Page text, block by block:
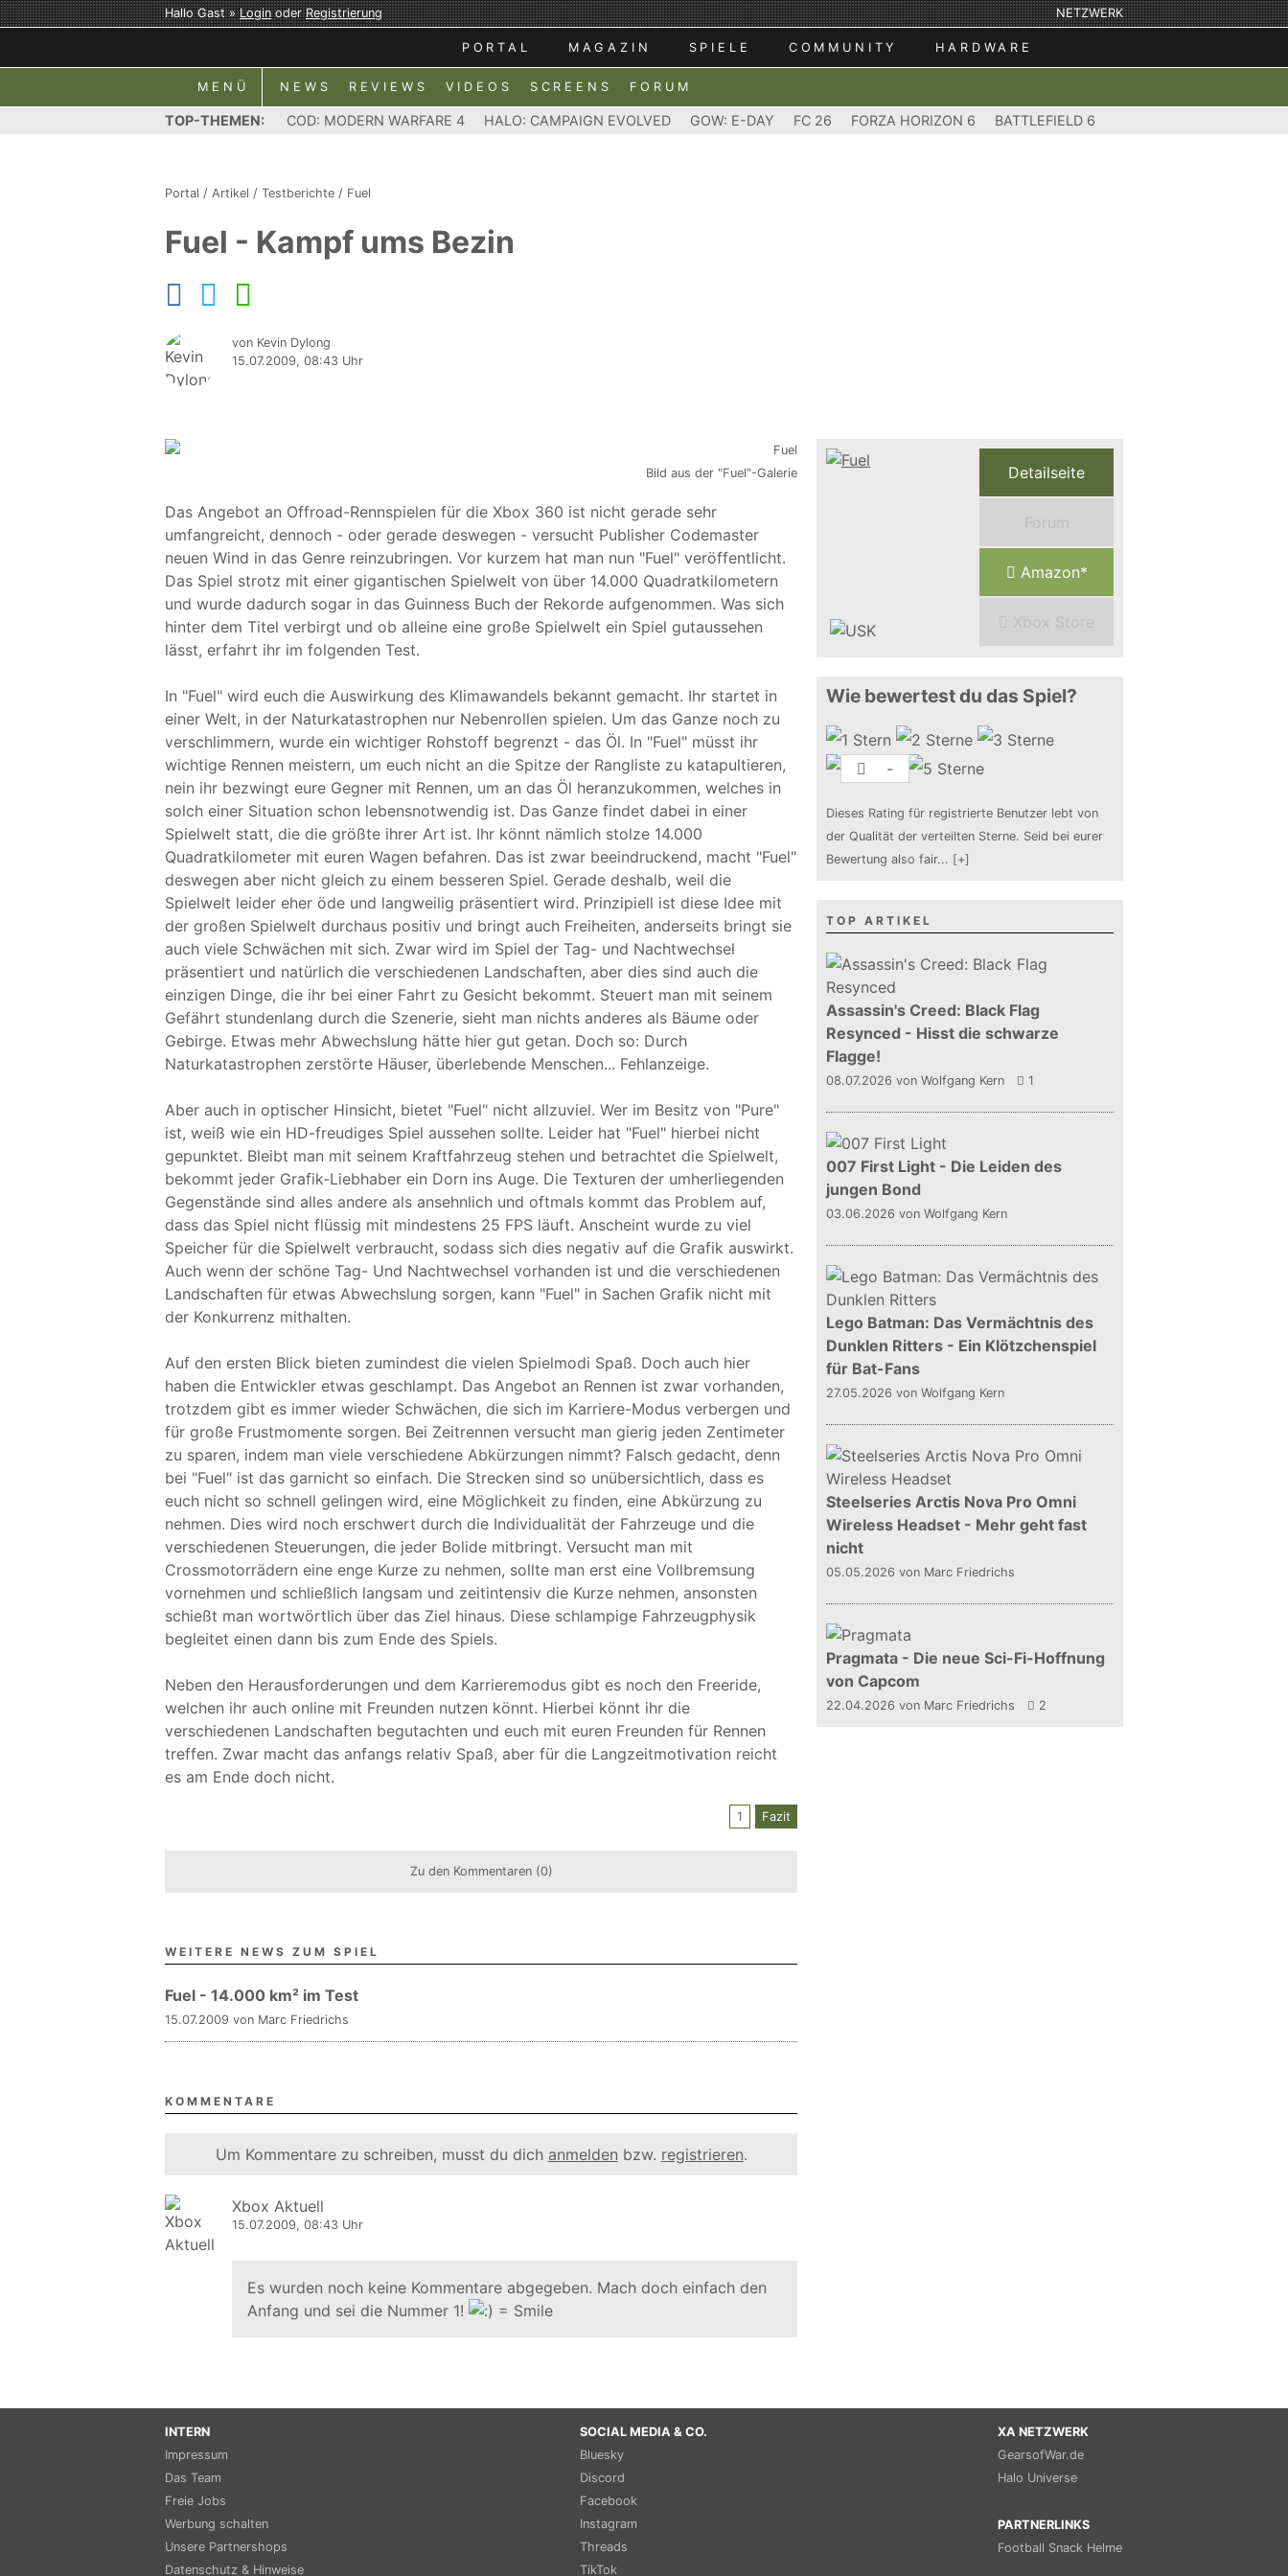
Hallo Gast »LoginoderRegistrierung NETZWERK
PORTAL MAGAZIN SPIELE COMMUNITY HARDWARE
MENÜ NEWS REVIEWS VIDEOS SCREENS FORUM
TOP-THEMEN: COD: MODERN WARFARE 4 HALO: CAMPAIGN EVOLVED GOW: E-DAY FC 26 FORZA HORIZON 6 BATTLEFIELD 6
Portal / Artikel / Testberichte / Fuel
Fuel - Kampf ums Bezin
von Kevin Dylong
15.07.2009, 08:43 Uhr
Bild aus der "Fuel"-Galerie
Das Angebot an Offroad-Rennspielen für die Xbox 360 ist nicht gerade sehr
umfangreicht, dennoch - oder gerade deswegen - versucht Publisher Codemaster
neuen Wind in das Genre reinzubringen. Vor kurzem hat man nun "Fuel" veröffentlicht.
Das Spiel strotz mit einer gigantischen Spielwelt von über 14.000 Quadratkilometern
und wurde dadurch sogar in das Guinness Buch der Rekorde aufgenommen. Was sich
hinter dem Titel verbirgt und ob alleine eine große Spielwelt ein Spiel gutaussehen
lässt, erfahrt ihr im folgenden Test.
In "Fuel" wird euch die Auswirkung des Klimawandels bekannt gemacht. Ihr startet in
einer Welt, in der Naturkatastrophen nur Nebenrollen spielen. Um das Ganze noch zu
verschlimmern, wurde ein wichtiger Rohstoff begrenzt - das Öl. In "Fuel" müsst ihr
wichtige Rennen meistern, um euch nicht an die Spitze der Rangliste zu katapultieren,
nein ihr bezwingt eure Gegner mit Rennen, um an das Öl heranzukommen, welches in
solch einer Situation schon lebensnotwendig ist. Das Ganze findet dabei in einer
Spielwelt statt, die die größte ihrer Art ist. Ihr könnt nämlich stolze 14.000
Quadratkilometer mit euren Wagen befahren. Das ist zwar beeindruckend, macht "Fuel"
deswegen aber nicht gleich zu einem besseren Spiel. Gerade deshalb, weil die
Spielwelt leider eher öde und langweilig präsentiert wird. Prinzipiell ist diese Idee mit
der großen Spielwelt durchaus positiv und bringt auch Freiheiten, anderseits bringt sie
auch viele Schwächen mit sich. Zwar wird im Spiel der Tag- und Nachtwechsel
präsentiert und natürlich die verschiedenen Landschaften, aber dies sind auch die
einzigen Dinge, die ihr bei einer Fahrt zu Gesicht bekommt. Steuert man mit seinem
Gefährt stundenlang durch die Szenerie, sieht man nichts anderes als Bäume oder
Gebirge. Etwas mehr Abwechslung hätte hier gut getan. Doch so: Durch
Naturkatastrophen zerstörte Häuser, überlebende Menschen... Fehlanzeige.
Aber auch in optischer Hinsicht, bietet "Fuel" nicht allzuviel. Wer im Besitz von "Pure"
ist, weiß wie ein HD-freudiges Spiel aussehen sollte. Leider hat "Fuel" hierbei nicht
gepunktet. Bleibt man mit seinem Kraftfahrzeug stehen und betrachtet die Spielwelt,
bekommt jeder Grafik-Liebhaber ein Dorn ins Auge. Die Texturen der umherliegenden
Gegenstände sind alles andere als ansehnlich und oftmals kommt das Problem auf,
dass das Spiel nicht flüssig mit mindestens 25 FPS läuft. Anscheint wurde zu viel
Speicher für die Spielwelt verbraucht, sodass sich dies negativ auf die Grafik auswirkt.
Auch wenn der schöne Tag- Und Nachtwechsel vorhanden ist und die verschiedenen
Landschaften für etwas Abwechslung sorgen, kann "Fuel" in Sachen Grafik nicht mit
der Konkurrenz mithalten.
Auf den ersten Blick bieten zumindest die vielen Spielmodi Spaß. Doch auch hier
haben die Entwickler etwas geschlampt. Das Angebot an Rennen ist zwar vorhanden,
trotzdem gibt es immer wieder Schwächen, die sich im Karriere-Modus verbergen und
für große Frustmomente sorgen. Bei Zeitrennen versucht man gierig jeden Zentimeter
zu sparen, indem man viele verschiedene Abkürzungen nimmt? Falsch gedacht, denn
bei "Fuel" ist das garnicht so einfach. Die Strecken sind so unübersichtlich, dass es
euch nicht so schnell gelingen wird, eine Möglichkeit zu finden, eine Abkürzung zu
nehmen. Dies wird noch erschwert durch die Individualität der Fahrzeuge und die
verschiedenen Steuerungen, die jeder Bolide mitbringt. Versucht man mit
Crossmotorrädern eine enge Kurze zu nehmen, sollte man erst eine Vollbremsung
vornehmen und schließlich langsam und zeitintensiv die Kurze nehmen, ansonsten
schießt man wortwörtlich über das Ziel hinaus. Diese schlampige Fahrzeugphysik
begleitet einen dann bis zum Ende des Spiels.
Neben den Herausforderungen und dem Karrieremodus gibt es noch den Freeride,
welchen ihr auch online mit Freunden nutzen könnt. Hierbei könnt ihr die
verschiedenen Landschaften begutachten und euch mit euren Freunden für Rennen
treffen. Zwar macht das anfangs relativ Spaß, aber für die Langzeitmotivation reicht
es am Ende doch nicht.
1 Fazit
Zu den Kommentaren (0)
WEITERE NEWS ZUM SPIEL
Fuel - 14.000 km² im Test
15.07.2009 von Marc Friedrichs
KOMMENTARE
Um Kommentare zu schreiben, musst du dich anmelden bzw. registrieren.
Xbox Aktuell
15.07.2009, 08:43 Uhr
Es wurden noch keine Kommentare abgegeben. Mach doch einfach den
Anfang und sei die Nummer 1!
Detailseite
Forum
Amazon*
Xbox Store
Wie bewertest du das Spiel?
-
Dieses Rating für registrierte Benutzer lebt von
der Qualität der verteilten Sterne. Seid bei eurer
Bewertung also fair... [+]
TOP ARTIKEL
Assassin's Creed: Black Flag
Resynced - Hisst die schwarze
Flagge!
08.07.2026 von Wolfgang Kern 1
007 First Light - Die Leiden des
jungen Bond
03.06.2026 von Wolfgang Kern
Lego Batman: Das Vermächtnis des
Dunklen Ritters - Ein Klötzchenspiel
für Bat-Fans
27.05.2026 von Wolfgang Kern
Steelseries Arctis Nova Pro Omni
Wireless Headset - Mehr geht fast
nicht
05.05.2026 von Marc Friedrichs
Pragmata - Die neue Sci-Fi-Hoffnung
von Capcom
22.04.2026 von Marc Friedrichs 2
INTERN
Impressum
Das Team
Freie Jobs
Werbung schalten
Unsere Partnershops
Datenschutz & Hinweise
SOCIAL MEDIA & CO.
Bluesky
Discord
Facebook
Instagram
Threads
TikTok
XA NETZWERK
GearsofWar.de
Halo Universe
PARTNERLINKS
Football Snack Helme